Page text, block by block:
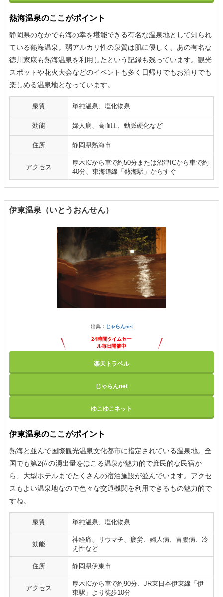
熱海温泉のここがポイント
静岡県のなかでも海の幸を堪能できる有名な温泉地として知られ
ている熱海温泉。弱アルカリ性の泉質は肌に優しく、あの有名な
徳川家康も熱海温泉を利用したという記録も残っています。観光
スポットや花火大会などのイベントも多く日帰りでもお泊りでも
楽しめる温泉地となっています。
泉質 単純温泉、塩化物泉
効能 婦人病、高血圧、動脈硬化など
住所 静岡県熱海市
アクセス
厚木ICから車で約50分または沼津ICから車で約
40分、東海道線「熱海駅」からすぐ
伊東温泉（いとうおんせん）
出典： じゃらんnet
24時間タイムセー
ル毎日開催中
楽天トラベル
じゃらんnet
ゆこゆこネット
伊東温泉のここがポイント
熱海と並んで国際観光温泉文化都市に指定されている温泉地。全
国でも第2位の湧出量をほこる温泉が魅力的で庶民的な民宿か
ら、大型ホテルまでたくさんの宿泊施設が並んでいます。アクセ
スもよい温泉地なので色々な交通機関を利用できるもの魅力的で
すね。
泉質 単純温泉、塩化物泉
効能
神経痛、リウマチ、疲労、婦人病、胃腸病、冷
え性など
住所 静岡県伊東市
アクセス
厚木ICから車で約90分、JR東日本伊東線「伊
東駅」より徒歩10分